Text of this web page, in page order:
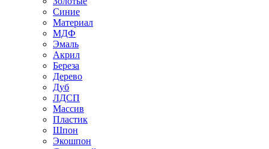
Синие
Материал
МДФ
Эмаль
Акрил
Береза
Дерево
Дуб
ЛДСП
Массив
Пластик
Шпон
Экошпон